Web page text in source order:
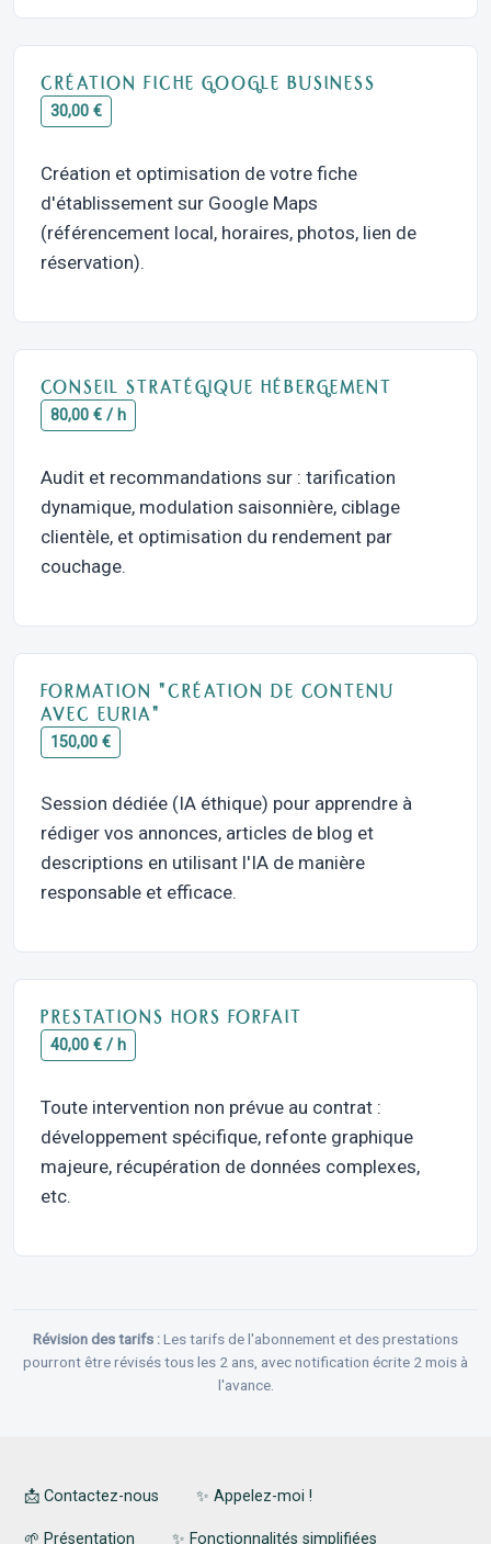
CRÉATION FICHE GOOGLE BUSINESS
30,00 €
Création et optimisation de votre fiche
d'établissement sur Google Maps
(référencement local, horaires, photos, lien de
réservation).
CONSEIL STRATÉGIQUE HÉBERGEMENT
80,00 € / h
Audit et recommandations sur : tarification
dynamique, modulation saisonnière, ciblage
clientèle, et optimisation du rendement par
couchage.
FORMATION "CRÉATION DE CONTENU
AVEC EURIA"
150,00 €
Session dédiée (IA éthique) pour apprendre à
rédiger vos annonces, articles de blog et
descriptions en utilisant l'IA de manière
responsable et efficace.
PRESTATIONS HORS FORFAIT
40,00 € / h
Toute intervention non prévue au contrat :
développement spécifique, refonte graphique
majeure, récupération de données complexes,
etc.
Révision des tarifs :Les tarifs de l'abonnement et des prestations
pourront être révisés tous les 2 ans, avec notification écrite 2 mois à
l'avance.
PIED DE PAGE
📩 Contactez-nous
✨ Appelez-moi !
🌱 Présentation ✨ Fonctionnalités simplifiées